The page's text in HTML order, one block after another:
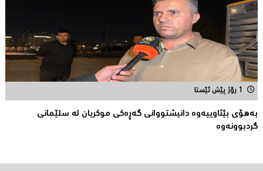
1 رۆژ پێش ئێستا
بەهۆی بێئاوییەوە دانیشتووانی گەڕەكی موكریان لە سلێمانی
گردبوونەوە